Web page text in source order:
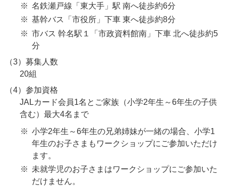
名鉄瀬戸線「東大手」駅 南へ徒歩約6分
基幹バス「市役所」下車 東へ徒歩約8分
市バス 幹名駅１「市政資料館南」下車 北へ徒歩約5
分
（3）募集人数
20組
（4）参加資格
JALカード会員1名とご家族（小学2年生～6年生の子供
含む）最大4名まで
小学2年生～6年生の兄弟姉妹が一緒の場合、小学1
年生のお子さまもワークショップにご参加いただけ
ます。
未就学児のお子さまはワークショップにご参加いた
だけません。